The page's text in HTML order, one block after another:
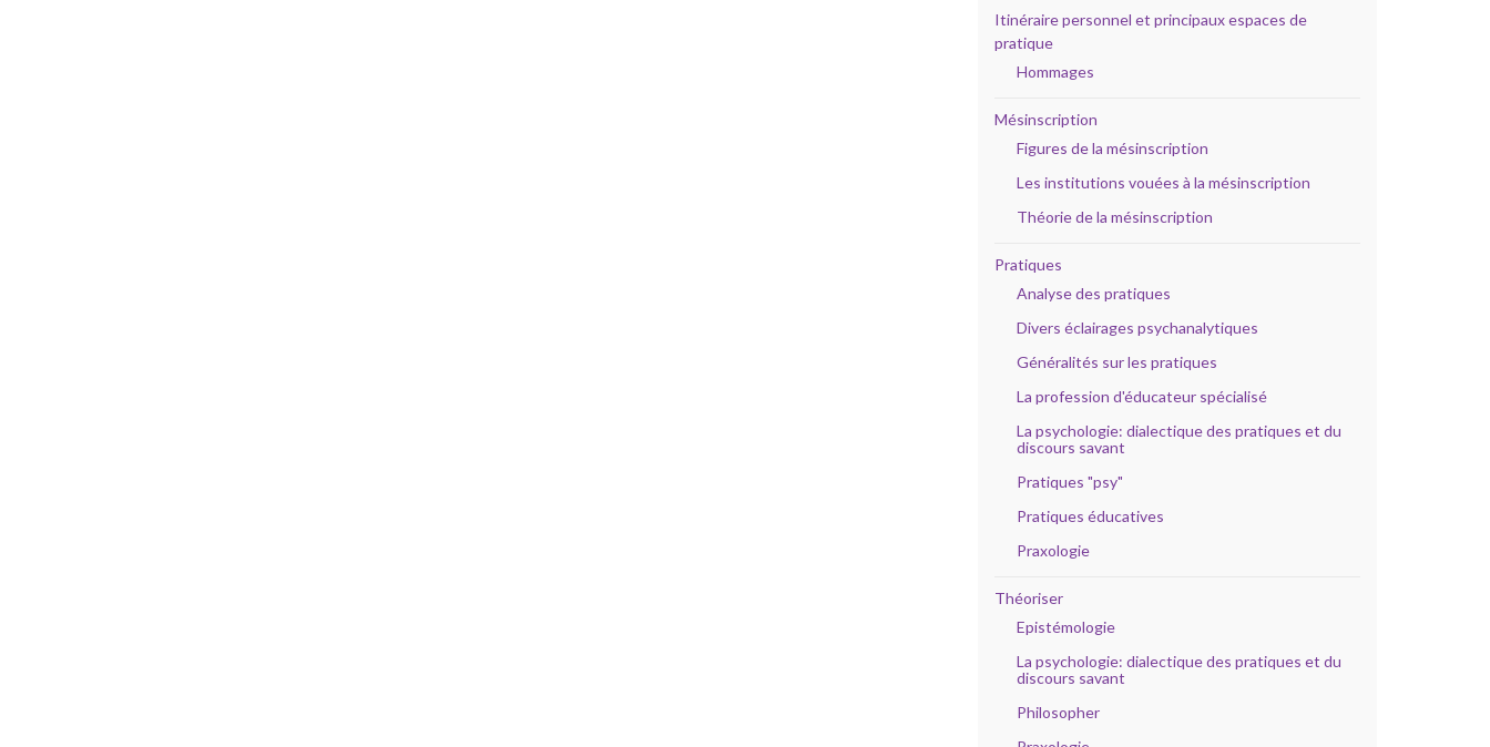
Itinéraire personnel et principaux espaces de
pratique
Hommages
Mésinscription
Figures de la mésinscription
Les institutions vouées à la mésinscription
Théorie de la mésinscription
Pratiques
Analyse des pratiques
Divers éclairages psychanalytiques
Généralités sur les pratiques
La profession d'éducateur spécialisé
La psychologie: dialectique des pratiques et du
discours savant
Pratiques "psy"
Pratiques éducatives
Praxologie
Théoriser
Epistémologie
La psychologie: dialectique des pratiques et du
discours savant
Philosopher